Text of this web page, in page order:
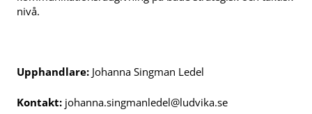
nivå.
Upphandlare: Johanna Singman Ledel
Kontakt: johanna.singmanledel@ludvika.se